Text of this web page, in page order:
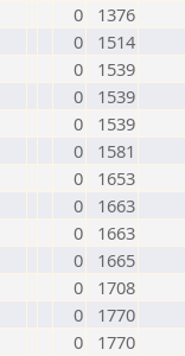
0
1376
0
1514
0
1539
0
1539
0
1539
0
1581
0
1653
0
1663
0
1663
0
1665
0
1708
0
1770
0
1770